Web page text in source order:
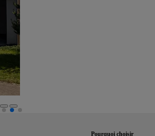
Pourquoi choisir